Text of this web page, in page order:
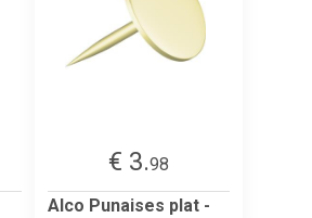
€ 3.98
Alco Punaises plat -